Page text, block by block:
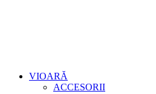
VIOARĂ
ACCESORII